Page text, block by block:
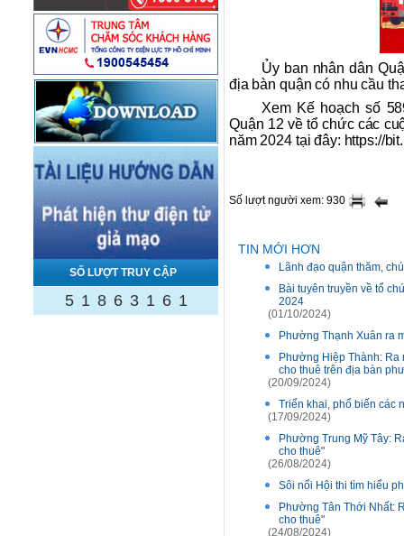
SỐ LƯỢT TRUY CẬP
5 1 8 6 3 1 6 1
Ủy ban nhân dân
địa bàn quận có nhu cầu
Xem Kế hoạch số
Quận 12 về tổ chức các
năm 2024 tại đây: https://
Số lượt người xem: 930
TIN MỚI HƠN
Lãnh đạo quận thăm,
Bài tuyên truyền về tổ
2024
(01/10/2024)
Phường Thạnh Xuân ra
Phường Hiệp Thành: Ra
cho thuê trên địa bàn
(20/09/2024)
Triển khai, phổ biến các
(17/09/2024)
Phường Trung Mỹ Tây:
cho thuê"
(26/08/2024)
Sôi nổi Hội thi tìm hiểu
Phường Tân Thới Nhất:
cho thuê"
(24/08/2024)